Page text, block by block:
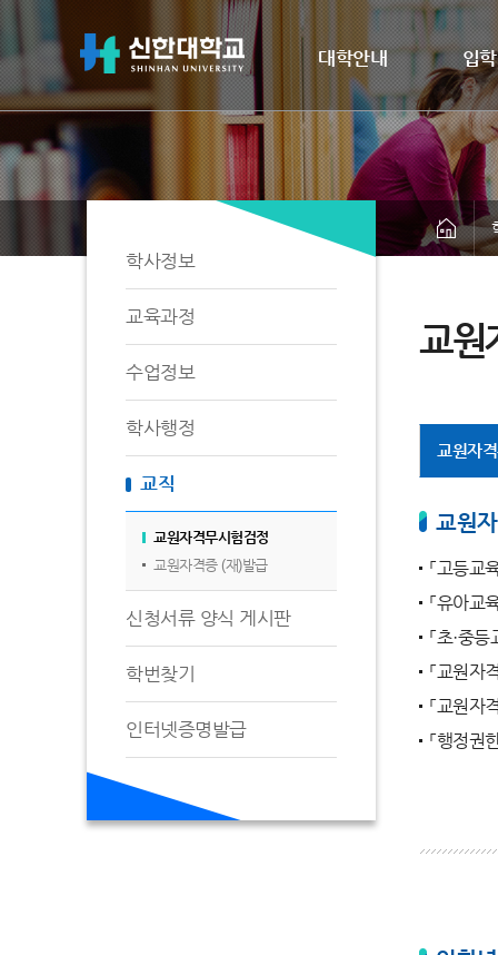
대학안내 입학
학사정보
교육과정
수업정보
학사행정
교직
교원자격무시험검정
교원자격증 (재)발급
신청서류 양식 게시판
학번찾기
인터넷증명발급
교원
교원자
교원
「고등교
「유아교
「초·중
「교원자
「교원자
「행정권